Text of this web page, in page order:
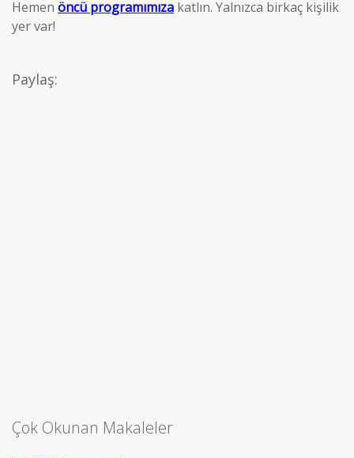
Hemen öncü programımıza katlın. Yalnızca birkaç kişilik
yer var!
Paylaş:
Çok Okunan Makaleler